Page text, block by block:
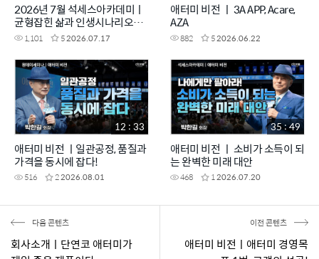
2026년 7월 석세스아카데미ㅣ
균형잡힌 삶과 인생시나리오ㅣ
박한길회장
1,101 52026.07.17
애터미 비전 ㅣ 3A APP, Acare,
AZA
882 52026.06.22
애터미 비전 ㅣ일관공정, 품질과
가격을 동시에 잡다!
516 22026.08.01
12 : 33
애터미 비전 ㅣ 소비가 소득이 되
는 완벽한 미래 대안
468 12026.07.20
35 : 49
다음 콘텐츠
회사소개ㅣ단연코 애터미가
이전 콘텐츠
애터미 비전ㅣ애터미 경영목